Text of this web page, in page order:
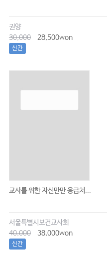
권양
30,000
28,500won
신간
교사를 위한 자신만만 응급처...
서울특별시보건교사회
40,000
38,000won
신간